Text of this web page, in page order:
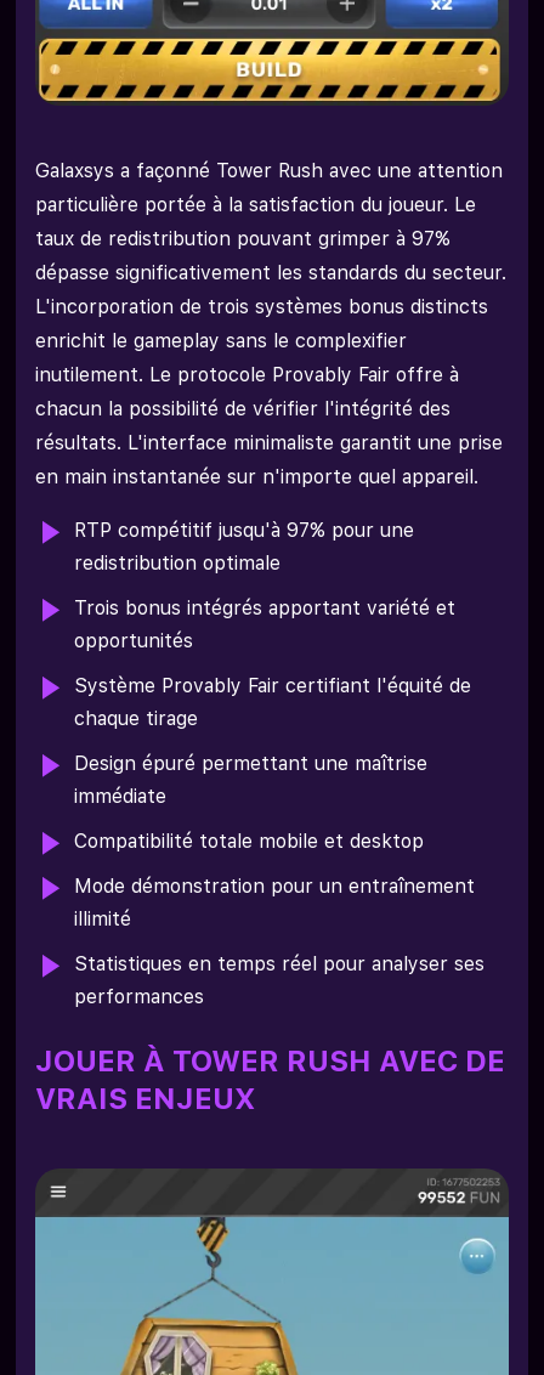
Galaxsys a façonné Tower Rush avec une attention
particulière portée à la satisfaction du joueur. Le
taux de redistribution pouvant grimper à 97%
dépasse significativement les standards du secteur.
L'incorporation de trois systèmes bonus distincts
enrichit le gameplay sans le complexifier
inutilement. Le protocole Provably Fair offre à
chacun la possibilité de vérifier l'intégrité des
résultats. L'interface minimaliste garantit une prise
en main instantanée sur n'importe quel appareil.
RTP compétitif jusqu'à 97% pour une
redistribution optimale
Trois bonus intégrés apportant variété et
opportunités
Système Provably Fair certifiant l'équité de
chaque tirage
Design épuré permettant une maîtrise
immédiate
Compatibilité totale mobile et desktop
Mode démonstration pour un entraînement
illimité
Statistiques en temps réel pour analyser ses
performances
JOUER À TOWER RUSH AVEC DE
VRAIS ENJEUX